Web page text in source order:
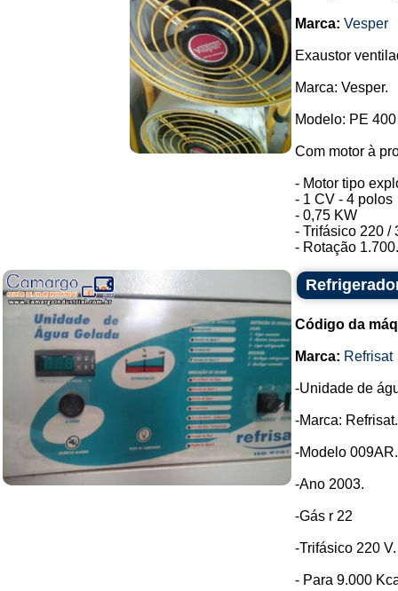
Marca: Vesper
Exaustor
Marca: Vesper.
Modelo: PE
Com motor à
- Motor tipo
- 1 CV - 4 polos
- 0,75 KW
- Trifásico 220 /
- Rotação
Código da
Marca: Refrisat
-Unidade de
-Marca: Refrisat.
-Modelo 009AR.
-Ano 2003.
-Gás r 22
-Trifásico 220 V.
- Para 9.000